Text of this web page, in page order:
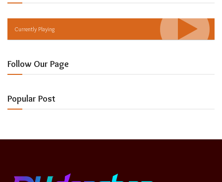
Currently Playing
Follow Our Page
Popular Post